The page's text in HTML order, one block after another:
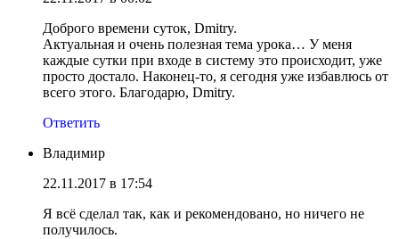
Доброго времени суток, Dmitry.
Актуальная и очень полезная тема урока… У меня
каждые сутки при входе в систему это происходит, уже
просто достало. Наконец-то, я сегодня уже избавлюсь от
всего этого. Благодарю, Dmitry.
Ответить
Владимир
22.11.2017 в 17:54
Я всё сделал так, как и рекомендовано, но ничего не
получилось.